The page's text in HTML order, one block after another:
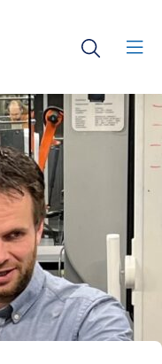
Open